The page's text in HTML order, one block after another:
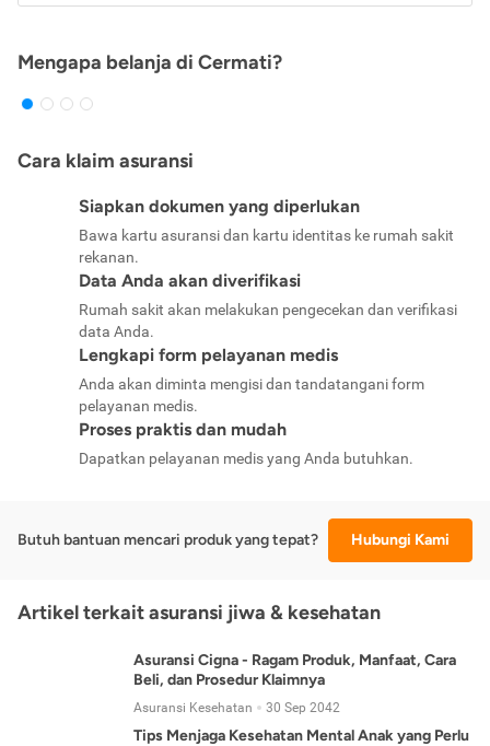
Mengapa belanja di Cermati?
Cara klaim asuransi
Siapkan dokumen yang diperlukan
Bawa kartu asuransi dan kartu identitas ke rumah sakit
rekanan.
Data Anda akan diverifikasi
Rumah sakit akan melakukan pengecekan dan verifikasi
data Anda.
Lengkapi form pelayanan medis
Anda akan diminta mengisi dan tandatangani form
pelayanan medis.
Proses praktis dan mudah
Dapatkan pelayanan medis yang Anda butuhkan.
Butuh bantuan mencari produk yang tepat? Hubungi Kami
Artikel terkait asuransi jiwa & kesehatan
Asuransi Cigna - Ragam Produk, Manfaat, Cara
Beli, dan Prosedur Klaimnya
Asuransi Kesehatan 30 Sep 2042
Tips Menjaga Kesehatan Mental Anak yang Perlu